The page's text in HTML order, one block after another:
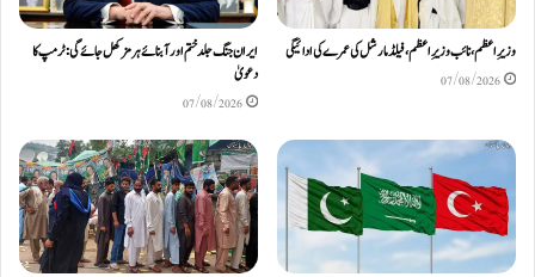
وزیرِاعظم، نائب وزیرِ اعظم، فیلڈ مارشل کی عمرے کی ادائیگی
07/08/2026
ایران جنگ جلد ختم اور آبنائے ہرمز کھل جائے گی: ٹرمپ کا
دعویٰ
07/08/2026